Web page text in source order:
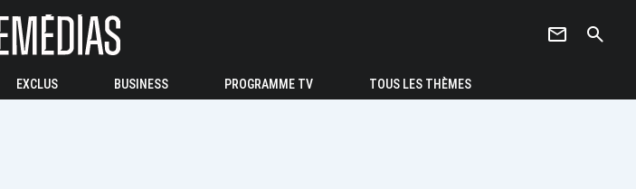
newsletter search
EXCLUS BUSINESS PROGRAMME TV TOUS LES THÈMES